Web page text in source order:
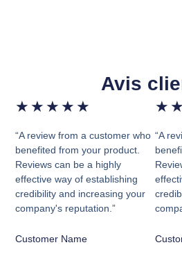
Avis
★ ★ ★ ★ ★
“A review from a customer who
benefited from your product.
Reviews can be a highly
effective way of establishing
credibility and increasing your
company's reputation.”
Customer Name
★ ★
“A